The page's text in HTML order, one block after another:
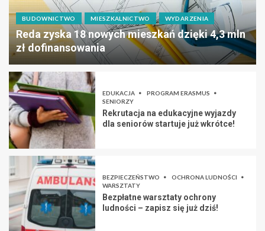
BUDOWNICTWO MIESZKALNICTWO WYDARZENIA
Reda zyska 18 nowych mieszkań dzięki 4,3 mln
zł dofinansowania
EDUKACJA
PROGRAM ERASMUS
SENIORZY
Rekrutacja na edukacyjne wyjazdy
dla seniorów startuje już wkrótce!
BEZPIECZEŃSTWO
OCHRONA LUDNOŚCI
WARSZTATY
Bezpłatne warsztaty ochrony
ludności – zapisz się już dziś!